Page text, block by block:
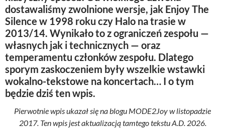
dostawaliśmy zwolnione wersje, jak Enjoy The
Silence w 1998 roku czy Halo na trasie w
2013/14. Wynikało to z ograniczeń zespołu —
własnych jak i technicznych — oraz
temperamentu członków zespołu. Dlatego
sporym zaskoczeniem były wszelkie wstawki
wokalno-tekstowe na koncertach… I o tym
będzie dziś ten wpis.
Pierwotnie wpis ukazał się na blogu MODE2Joy w listopadzie
2017. Ten wpis jest aktualizacją tamtego tekstu A.D. 2026.